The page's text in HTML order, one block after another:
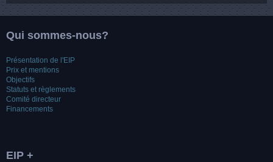
Qui sommes-nous?
Présentation de l'EIP
Prix et mentions
Objectifs
Statuts et règlements
Comité directeur
Financements
EIP +